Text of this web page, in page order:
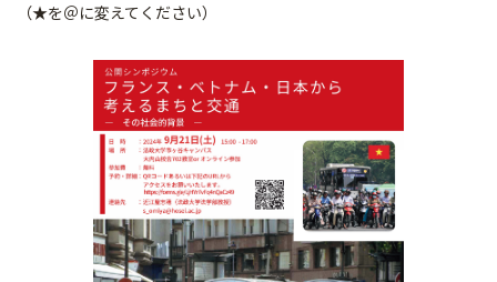
（★を＠に変えてください）